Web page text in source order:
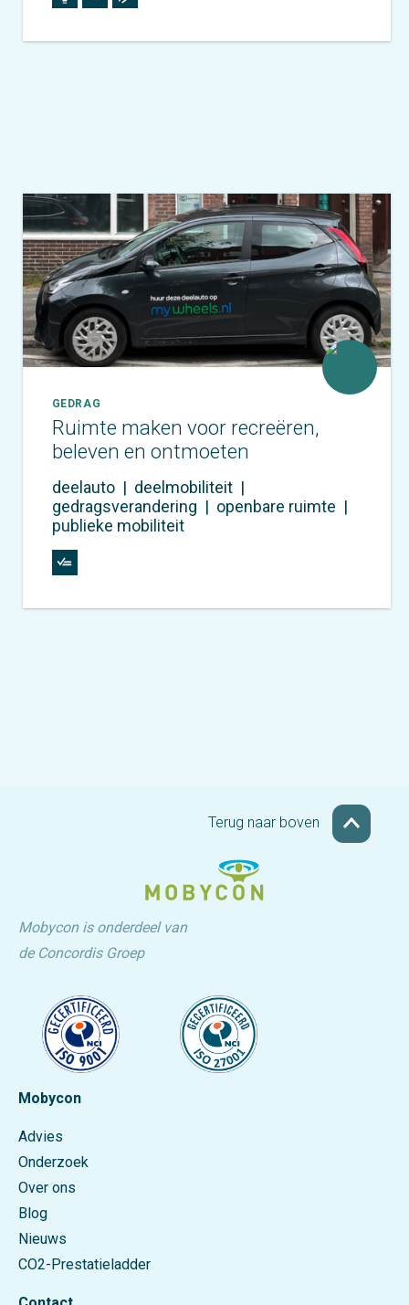
GEDRAG
Ruimte maken voor recreëren,
beleven en ontmoeten
deelauto | deelmobiliteit |
gedragsverandering | openbare ruimte |
publieke mobiliteit
Terug naar boven
Mobycon is onderdeel van
de Concordis Groep
Mobycon
Advies
Onderzoek
Over ons
Blog
Nieuws
CO2-Prestatieladder